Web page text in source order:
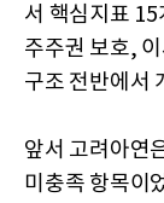
서 핵심지표
주주권 보호,
구조 전반에서
앞서 고려아연
미충족 항목이